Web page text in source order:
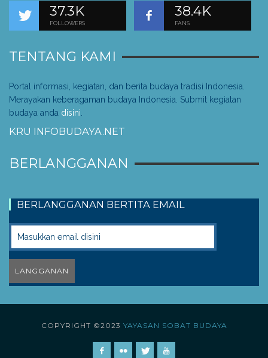
37.3K
FOLLOWERS
38.4K
FANS
TENTANG KAMI
Portal informasi, kegiatan, dan berita budaya tradisi Indonesia.
Merayakan keberagaman budaya Indonesia. Submit kegiatan
budaya anda disini
KRU INFOBUDAYA.NET
BERLANGGANAN
BERLANGGANAN BERTITA EMAIL
COPYRIGHT ©2023 YAYASAN SOBAT BUDAYA